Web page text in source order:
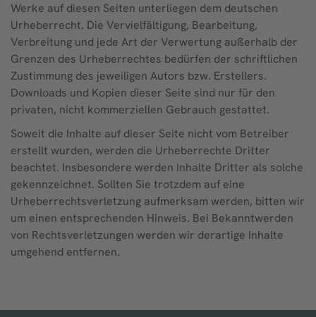
Werke auf diesen Seiten unterliegen dem deutschen
Urheberrecht. Die Vervielfältigung, Bearbeitung,
Verbreitung und jede Art der Verwertung außerhalb der
Grenzen des Urheberrechtes bedürfen der schriftlichen
Zustimmung des jeweiligen Autors bzw. Erstellers.
Downloads und Kopien dieser Seite sind nur für den
privaten, nicht kommerziellen Gebrauch gestattet.
Soweit die Inhalte auf dieser Seite nicht vom Betreiber
erstellt wurden, werden die Urheberrechte Dritter
beachtet. Insbesondere werden Inhalte Dritter als solche
gekennzeichnet. Sollten Sie trotzdem auf eine
Urheberrechtsverletzung aufmerksam werden, bitten wir
um einen entsprechenden Hinweis. Bei Bekanntwerden
von Rechtsverletzungen werden wir derartige Inhalte
umgehend entfernen.